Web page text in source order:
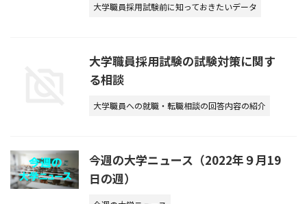
大学職員採用試験前に知っておきたいデータ
大学職員採用試験の試験対策に関す
る相談
大学職員への就職・転職相談の回答内容の紹介
今週の大学ニュース（2022年９月19
日の週）